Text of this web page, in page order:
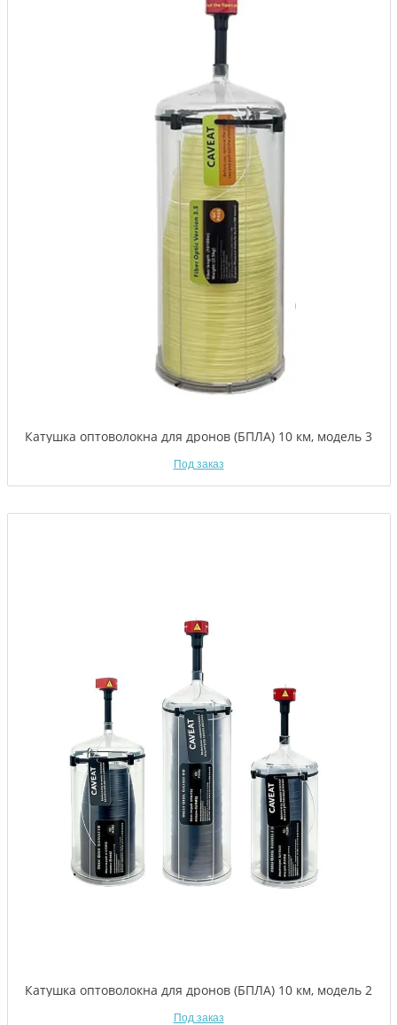
Катушка оптоволокна для дронов (БПЛА) 10 км, модель 3
Под заказ
Катушка оптоволокна для дронов (БПЛА) 10 км, модель 2
Под заказ